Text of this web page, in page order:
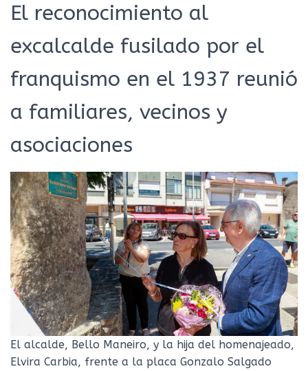
El reconocimiento al
excalcalde fusilado por el
franquismo en el 1937 reunió
a familiares, vecinos y
asociaciones
El alcalde, Bello Maneiro, y la hija del homenajeado,
Elvira Carbia, frente a la placa Gonzalo Salgado